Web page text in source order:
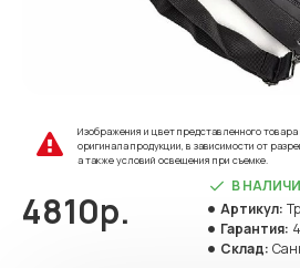
Изображения и цвет представленного
оригинала продукции, в зависимости от
а также условий освещения при съемке.
4810р.
В
Артикул:
Гарантия:
Склад: